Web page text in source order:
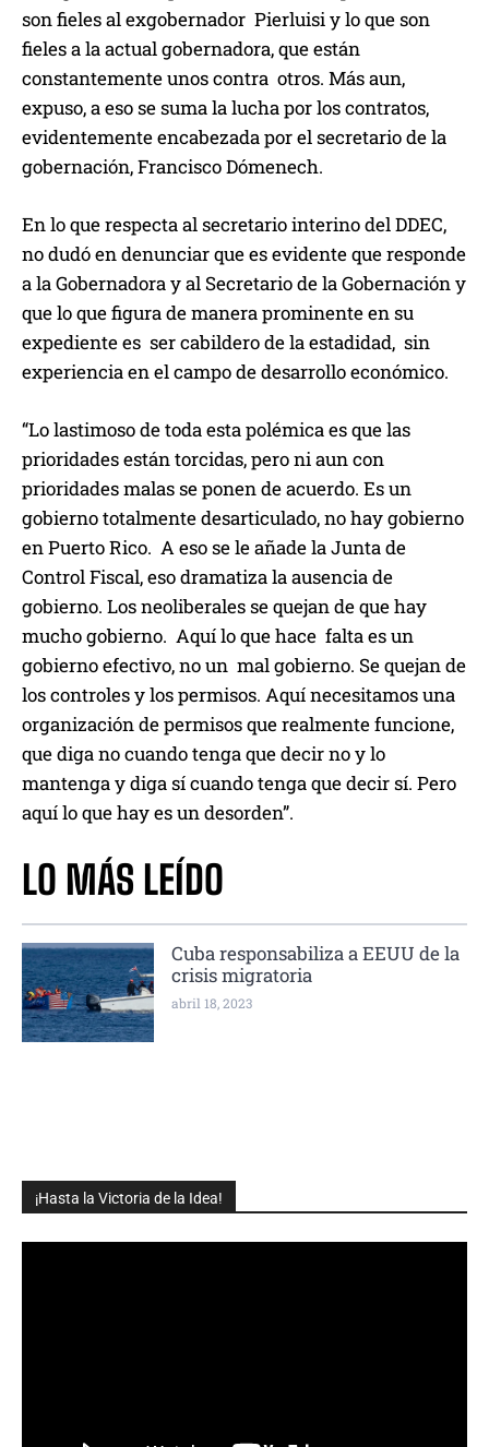
¡Hasta la Victoria de la Idea!
son fieles al exgobernador Pierluisi y lo que son
fieles a la actual gobernadora, que están
constantemente unos contra otros. Más aun,
expuso, a eso se suma la lucha por los contratos,
evidentemente encabezada por el secretario de la
gobernación, Francisco Dómenech.
En lo que respecta al secretario interino del DDEC,
no dudó en denunciar que es evidente que responde
a la Gobernadora y al Secretario de la Gobernación y
que lo que figura de manera prominente en su
expediente es ser cabildero de la estadidad, sin
experiencia en el campo de desarrollo económico.
“Lo lastimoso de toda esta polémica es que las
prioridades están torcidas, pero ni aun con
prioridades malas se ponen de acuerdo. Es un
gobierno totalmente desarticulado, no hay gobierno
en Puerto Rico. A eso se le añade la Junta de
Control Fiscal, eso dramatiza la ausencia de
gobierno. Los neoliberales se quejan de que hay
mucho gobierno. Aquí lo que hace falta es un
gobierno efectivo, no un mal gobierno. Se quejan de
los controles y los permisos. Aquí necesitamos una
organización de permisos que realmente funcione,
que diga no cuando tenga que decir no y lo
mantenga y diga sí cuando tenga que decir sí. Pero
aquí lo que hay es un desorden”.
LO MÁS LEÍDO
Cuba responsabiliza a EEUU de la
crisis migratoria
abril 18, 2023